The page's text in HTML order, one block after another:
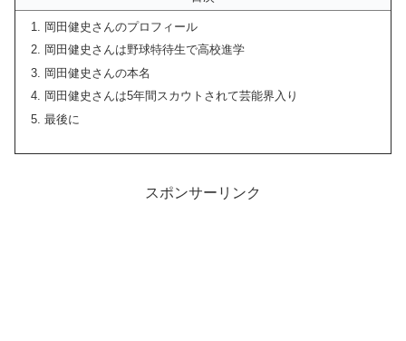
岡田健史さんのプロフィール
岡田健史さんは野球特待生で高校進学
岡田健史さんの本名
岡田健史さんは5年間スカウトされて芸能界入り
最後に
スポンサーリンク